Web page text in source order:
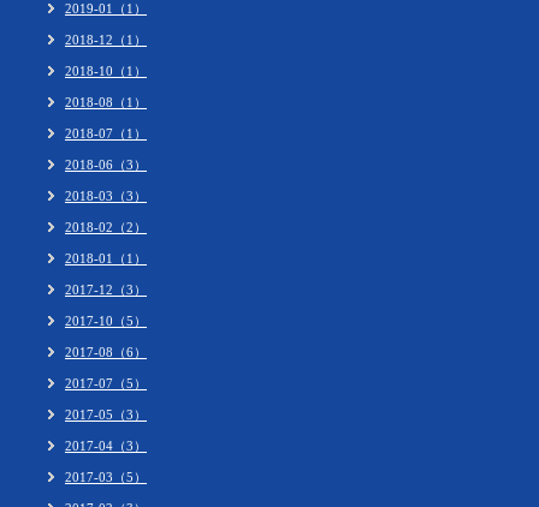
2019-01（1）
2018-12（1）
2018-10（1）
2018-08（1）
2018-07（1）
2018-06（3）
2018-03（3）
2018-02（2）
2018-01（1）
2017-12（3）
2017-10（5）
2017-08（6）
2017-07（5）
2017-05（3）
2017-04（3）
2017-03（5）